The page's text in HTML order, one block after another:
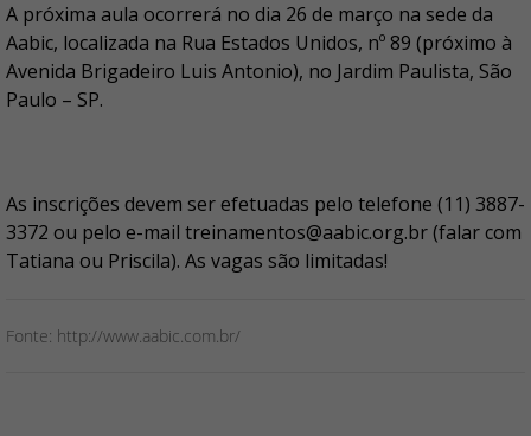
A próxima aula ocorrerá no dia 26 de março na sede da
Aabic, localizada na Rua Estados Unidos, nº 89 (próximo à
Avenida Brigadeiro Luis Antonio), no Jardim Paulista, São
Paulo – SP.
As inscrições devem ser efetuadas pelo telefone (11) 3887-
3372 ou pelo e-mail treinamentos@aabic.org.br (falar com
Tatiana ou Priscila). As vagas são limitadas!
Fonte: http://www.aabic.com.br/